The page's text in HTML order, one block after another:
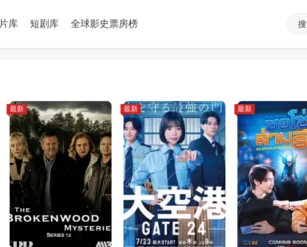
片库 短剧库 全球影史票房榜
最新 最新 最新